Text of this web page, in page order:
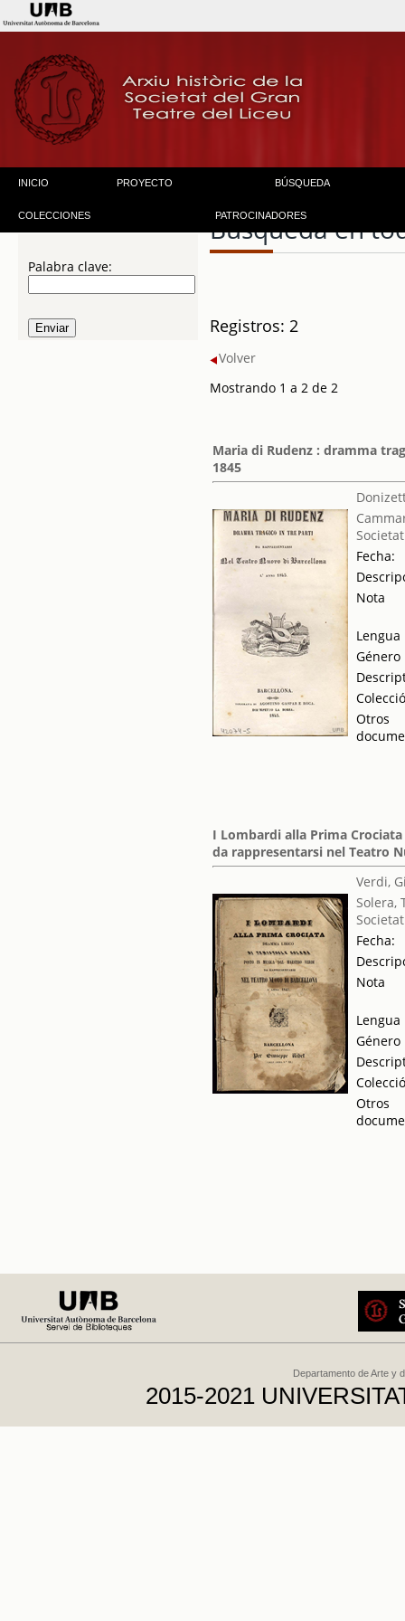
INICIO PROYECTO BÚSQUEDA
COLECCIONES PATROCINADORES
Palabra clave:
Búsqueda en
Registros: 2
Volver
Mostrando 1 a 2 de 2
Maria di Rudenz : dramma
1845
Fecha:
Nota
Lengua
Género
Otros
I Lombardi alla Prima
da rappresentarsi nel Teatro
Verdi,
Solera,
Fecha:
Nota
Lengua
Género
Otros
Departamento de Arte y
2015-2021